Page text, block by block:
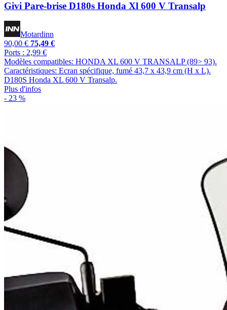
Givi Pare-brise D180s Honda Xl 600 V Transalp
Motardinn
90,00 € 75,49 €
Ports : 2,99 €
Modèles compatibles: HONDA XL 600 V TRANSALP (89> 93).
Caractéristiques: Ecran spécifique, fumé 43,7 x 43,9 cm (H x L).
D180S Honda XL 600 V Transalp.
Plus d'infos
- 23 %